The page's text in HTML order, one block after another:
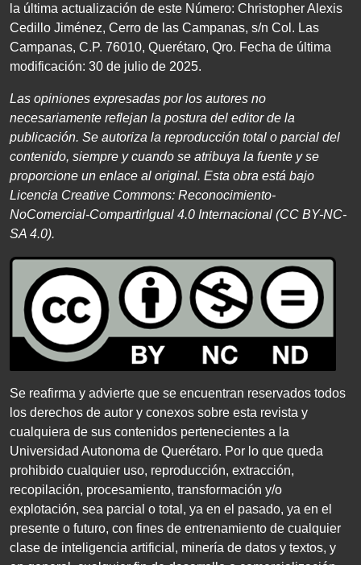
la última actualización de este Número: Christopher Alexis
Cedillo Jiménez, Cerro de las Campanas, s/n Col. Las
Campanas, C.P. 76010, Querétaro, Qro. Fecha de última
modificación: 30 de julio de 2025.
Las opiniones expresadas por los autores no
necesariamente reflejan la postura del editor de la
publicación. Se autoriza la reproducción total o parcial del
contenido, siempre y cuando se atribuya la fuente y se
proporcione un enlace al original. Esta obra está bajo
Licencia Creative Commons: Reconocimiento-
NoComercial-CompartirIgual 4.0 Internacional (CC BY-NC-
SA 4.0).
Se reafirma y advierte que se encuentran reservados todos
los derechos de autor y conexos sobre esta revista y
cualquiera de sus contenidos pertenecientes a la
Universidad Autonoma de Querétaro. Por lo que queda
prohibido cualquier uso, reproducción, extracción,
recopilación, procesamiento, transformación y/o
explotación, sea parcial o total, ya en el pasado, ya en el
presente o futuro, con fines de entrenamiento de cualquier
clase de inteligencia artificial, minería de datos y textos, y